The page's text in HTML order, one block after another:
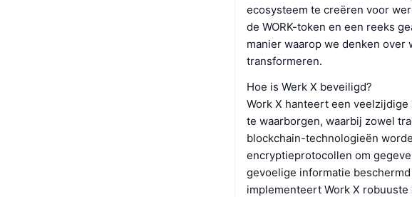
ecosysteem te creëren voor
de WORK-token en een reeks
manier waarop we denken
transformeren.
Hoe is Werk X beveiligd?
Work X hanteert een
te waarborgen, waarbij zowel
blockchain-technologieën
encryptieprotocollen om
gevoelige informatie
implementeert Work X